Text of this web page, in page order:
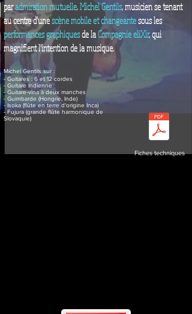
paradmiration mutuelle.Michel Gentils, musicien se tenant
au centre d'unescène mobile et changeantesous les
performances graphiquesde laCompagnie eliXir, qui
magnifient l'intention de la musique.
Michel Gentils sur :
- Guitares : 6 et 12 cordes
- Guitare Indienne
- Guitare-vina à deux manches
- Guimbarde (Hongrie, Inde)
- Isoka (flûte en terre d'origine Inca)
- Fujura (grande flûte harmonique de
Slovaquie)
Fiches techniques